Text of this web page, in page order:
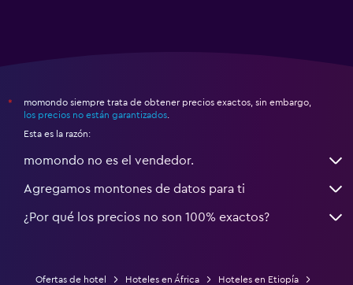
*
momondo siempre trata de obtener precios exactos, sin embargo,
los precios no están garantizados
Esta es la razón:
momondo no es el vendedor.
Agregamos montones de datos para ti
¿Por qué los precios no son 100% exactos?
Ofertas de hotel Hoteles en África
Hoteles en Etiopía